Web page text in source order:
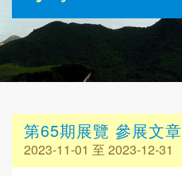
第65期展覽 參展文章
2023-11-01 至 2023-12-31